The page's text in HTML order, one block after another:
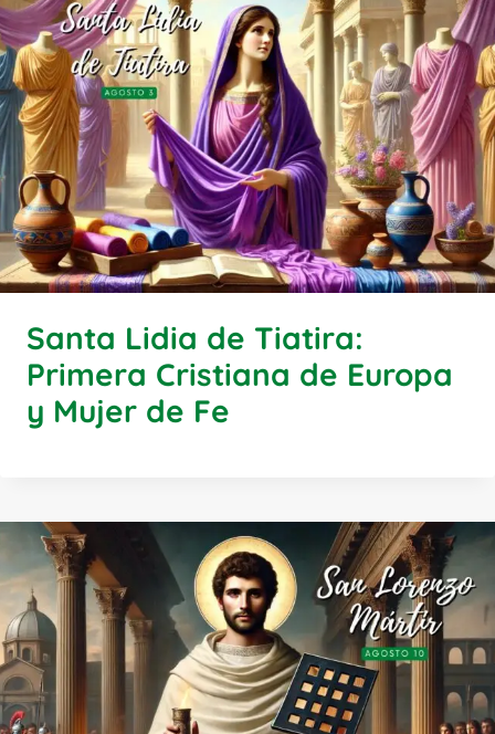
Santa Lidia de Tiatira:
Primera Cristiana de Europa
y Mujer de Fe